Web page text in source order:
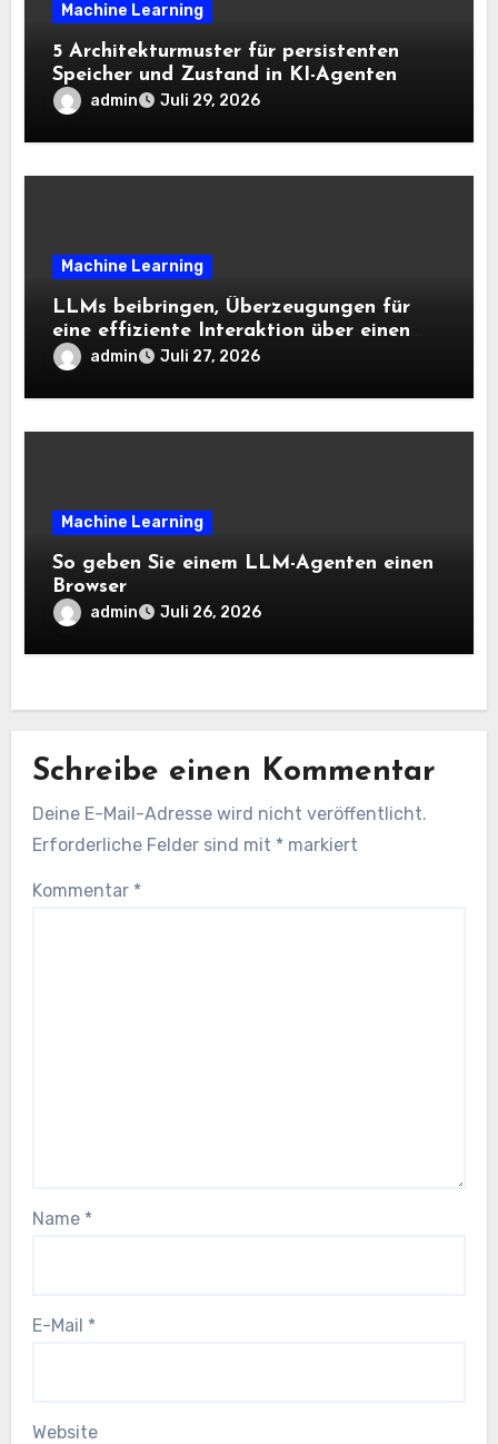
Machine Learning
5 Architekturmuster für persistenten
Speicher und Zustand in KI-Agenten
admin Juli 29, 2026
Machine Learning
LLMs beibringen, Überzeugungen für
eine effiziente Interaktion über einen
langen Horizont hinweg zu aktualisieren
Analysis Weblog
admin Juli 27, 2026
Machine Learning
So geben Sie einem LLM-Agenten einen
Browser
admin Juli 26, 2026
Schreibe einen Kommentar
Deine E-Mail-Adresse wird nicht veröffentlicht.
Erforderliche Felder sind mit * markiert
Kommentar *
Name *
E-Mail *
Website